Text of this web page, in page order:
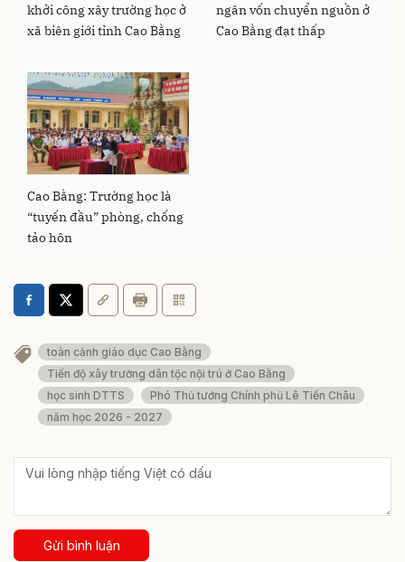
khởi công xây trường học ở
xã biên giới tỉnh Cao Bằng
ngân vốn chuyển nguồn ở
Cao Bằng đạt thấp
Cao Bằng: Trường học là
“tuyến đầu” phòng, chống
tảo hôn
toàn cảnh giáo dục Cao Bằng
Tiến độ xây trường dân tộc nội trú ở Cao Bằng
học sinh DTTS
Phó Thủ tướng Chính phủ Lê Tiến Châu
năm học 2026 - 2027
Gửi bình luận